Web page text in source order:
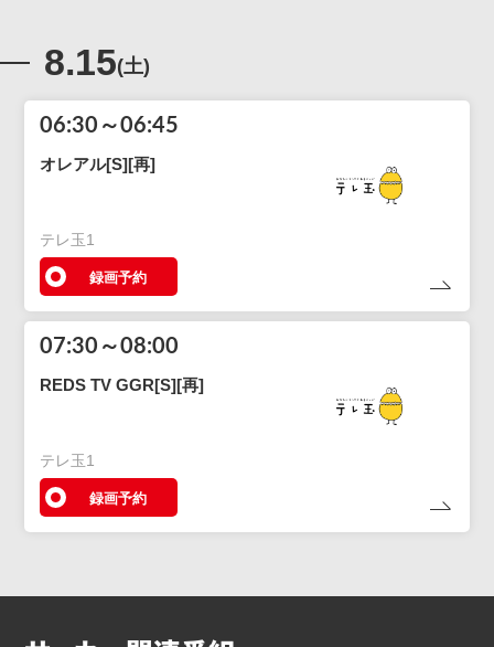
8.15(土)
06:30～06:45
オレアル[S][再]
テレ玉1
録画予約
07:30～08:00
REDS TV GGR[S][再]
テレ玉1
録画予約